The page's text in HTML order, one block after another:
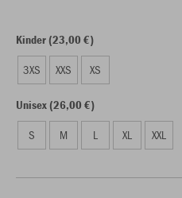
Kinder (23,00 €)
3XS XXS XS
Unisex (26,00 €)
S M L XL XXL